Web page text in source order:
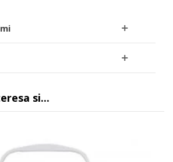
si...